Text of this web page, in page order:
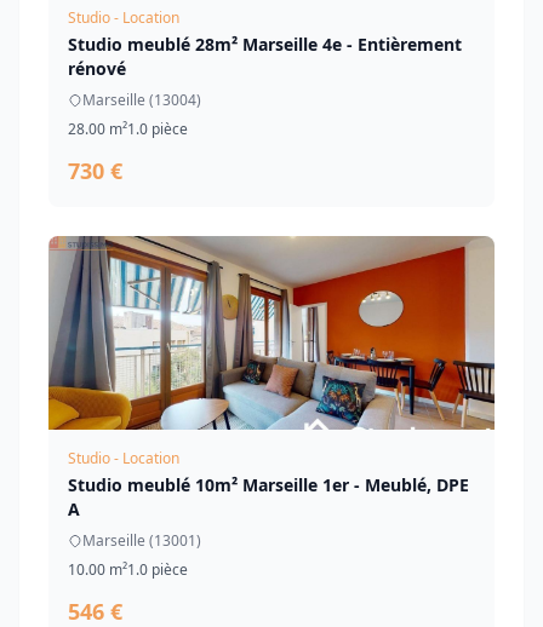
Studio - Location
Studio meublé 28m² Marseille 4e - Entièrement
rénové
Marseille (13004)
28.00 m²1.0 pièce
730 €
Studio - Location
Studio meublé 10m² Marseille 1er - Meublé, DPE
A
Marseille (13001)
10.00 m²1.0 pièce
546 €